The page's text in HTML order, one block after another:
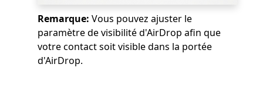
Remarque: Vous pouvez ajuster le
paramètre de visibilité d'AirDrop afin que
votre contact soit visible dans la portée
d'AirDrop.